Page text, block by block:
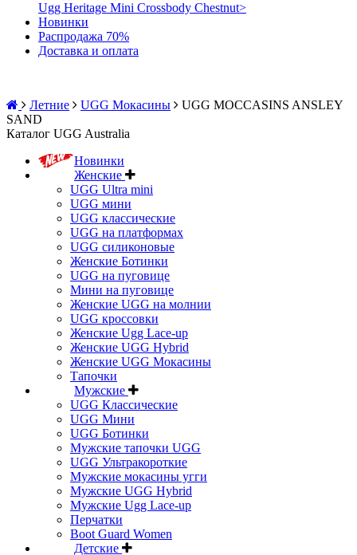
Ugg Heritage Mini Crossbody Chestnut>
Новинки
Распродажа 70%
Доставка и оплата
Летние UGG Мокасины
UGG MOCCASINS ANSLEY
SAND
Каталог UGG Australia
Новинки
Женские
UGG Ultra mini
UGG мини
UGG классические
UGG на платформах
UGG силиконовые
Женские Ботинки
UGG на пуговице
Мини на пуговице
Женские UGG на молнии
UGG кроссовки
Женские Ugg Lace-up
Женские UGG Hybrid
Женские UGG Мокасины
Тапочки
Мужские
UGG Классические
UGG Мини
UGG Ботинки
Мужские тапочки UGG
UGG Ультракороткие
Мужские мокасины угги
Мужские UGG Hybrid
Мужские Ugg Lace-up
Перчатки
Boot Guard Women
Детские